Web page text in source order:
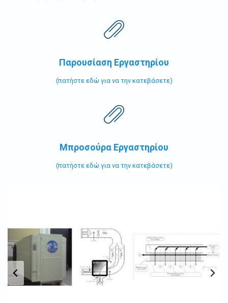
Παρουσίαση Εργαστηρίου
(πατήστε εδώ για να την κατεβάσετε)
Μπροσούρα Εργαστηρίου
(πατήστε εδώ για να την κατεβάσετε)